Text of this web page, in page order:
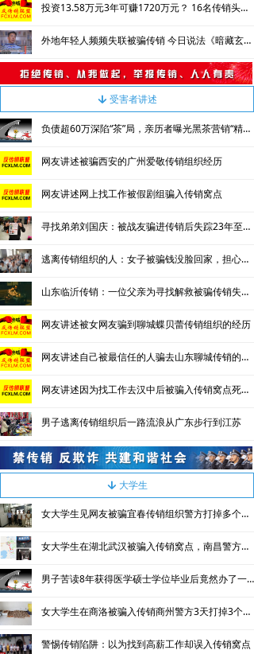
投资13.58万元3年可赚1720万元？ 16名传销头目被判刑
外地年轻人频频失联被骗传销 今日说法《暗藏玄机的出租房》
녓 受害者讲述
负债超60万深陷“茶”局，亲历者曝光黑茶营销“精神控制”法
网友讲述被骗西安的广州爱敬传销组织经历
网友讲述网上找工作被假剧组骗入传销窝点
寻找弟弟刘国庆：被战友骗进传销后失踪23年至今毫无音讯
逃离传销组织的人：女子被骗钱没脸回家，担心被“追杀”四处流浪
山东临沂传销：一位父亲为寻找解救被骗传销失踪女儿的艰难经历
网友讲述被女网友骗到聊城蝶贝蕾传销组织的经历
网友讲述自己被最信任的人骗去山东聊城传销的亲身经历
网友讲述因为找工作去汉中后被骗入传销窝点死里逃生
男子逃离传销组织后一路流浪从广东步行到江苏
녓 大学生
女大学生见网友被骗宜春传销组织警方打掉多个传销窝点
女大学生在湖北武汉被骗入传销窝点，南昌警方三天解救成功
男子苦读8年获得医学硕士学位毕业后竟然办了一家传销公司
女大学生在商洛被骗入传销商州警方3天打掉3个传销窝点
警惕传销陷阱：以为找到高薪工作却误入传销窝点